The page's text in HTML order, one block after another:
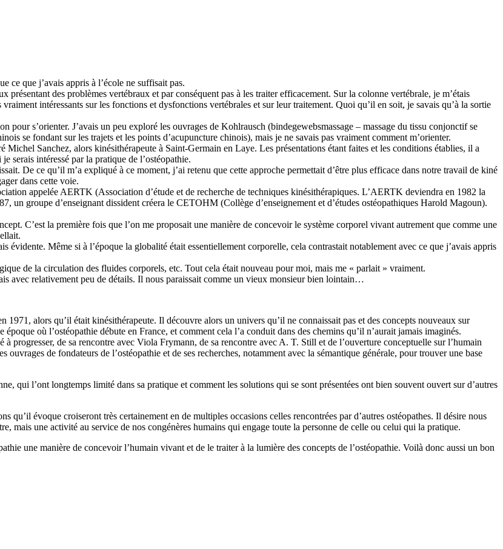
ce que j’avais appris à l’école ne suffisait pas.
présentant des problèmes vertébraux et par conséquent pas à les traiter efficacement. Sur la colonne vertébrale, je m’étais
intéressants sur les fonctions et dysfonctions vertébrales et sur leur traitement. Quoi qu’il en soit, je savais qu’à la sortie
pour s’orienter. J’avais un peu exploré les ouvrages de Kohlrausch (bindegewebsmassage – massage du tissu conjonctif se
se fondant sur les trajets et les points d’acupuncture chinois), mais je ne savais pas vraiment comment m’orienter.
Sanchez, alors kinésithérapeute à Saint-Germain en Laye. Les présentations étant faites et les conditions établies, il a
serais intéressé par la pratique de l’ostéopathie.
De ce qu’il m’a expliqué à ce moment, j’ai retenu que cette approche permettait d’être plus efficace dans notre travail de kiné
dans cette voie.
appelée AERTK (Association d’étude et de recherche de techniques kinésithérapiques. L’AERTK deviendra en 1982 la
un groupe d’enseignant dissident créera le CETOHM (Collège d’enseignement et d’études ostéopathiques Harold Magoun).
C’est la première fois que l’on me proposait une manière de concevoir le système corporel vivant autrement que comme une
Même si à l’époque la globalité était essentiellement corporelle, cela contrastait notablement avec ce que j’avais appris
de la circulation des fluides corporels, etc. Tout cela était nouveau pour moi, mais me « parlait » vraiment.
avec relativement peu de détails. Il nous paraissait comme un vieux monsieur bien lointain…
1971, alors qu’il était kinésithérapeute. Il découvre alors un univers qu’il ne connaissait pas et des concepts nouveaux sur
où l’ostéopathie débute en France, et comment cela l’a conduit dans des chemins qu’il n’aurait jamais imaginés.
progresser, de sa rencontre avec Viola Frymann, de sa rencontre avec A. T. Still et de l’ouverture conceptuelle sur l’humain
de fondateurs de l’ostéopathie et de ses recherches, notamment avec la sémantique générale, pour trouver une base
qui l’ont longtemps limité dans sa pratique et comment les solutions qui se sont présentées ont bien souvent ouvert sur d’autres
évoque croiseront très certainement en de multiples occasions celles rencontrées par d’autres ostéopathes. Il désire nous
mais une activité au service de nos congénères humains qui engage toute la personne de celle ou celui qui la pratique.
une manière de concevoir l’humain vivant et de le traiter à la lumière des concepts de l’ostéopathie. Voilà donc aussi un bon